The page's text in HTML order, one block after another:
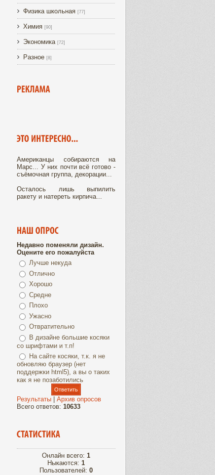
Физика школьная [77]
Химия [90]
Экономика [72]
Разное [8]
Американцы собираются на
Марс... У них почти всё готово -
съёмочная группа, декорации...
Осталось лишь выпилить
ракету и натереть кирпича...
Недавно поменяли дизайн.
Оцените его пожалуйста
Лучше некуда
Отлично
Хорошо
Средне
Плохо
Ужасно
Отвратительно
В дизайне большие косяки
со шрифтами и т.п!
На сайте косяки, т.к. я не
обновляю браузер (нет
поддержки html5), а вы о таких
как я не позаботились
Результаты
Архив опросов
Всего ответов: 10633
Онлайн всего: 1
Ныкаются: 1
Пользователей: 0